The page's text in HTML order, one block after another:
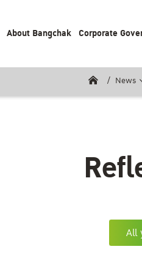
About Bangchak Corporate
News
All